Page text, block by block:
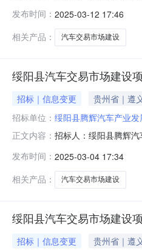
场建设项目中标公示1
磋
发布时间： 2025-03-12 17:46
相关产品：
汽车交易市场建设
绥阳县汽车交易市场建设
招标｜信息变更 贵州省｜遵
招标单位： 绥阳县腾辉汽车产业
正文内容： 招标人：绥阳县腾辉
改变，更改后的招标
发布时间： 2025-03-04 17:34
相关产品：
汽车交易市场建设
绥阳县汽车交易市场建设
招标｜信息变更 贵州省｜遵